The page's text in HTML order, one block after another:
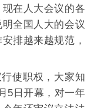
在人大会议的各
全国人大的会议
排越来越规范，
使职权，大家知
5日开幕，对一年